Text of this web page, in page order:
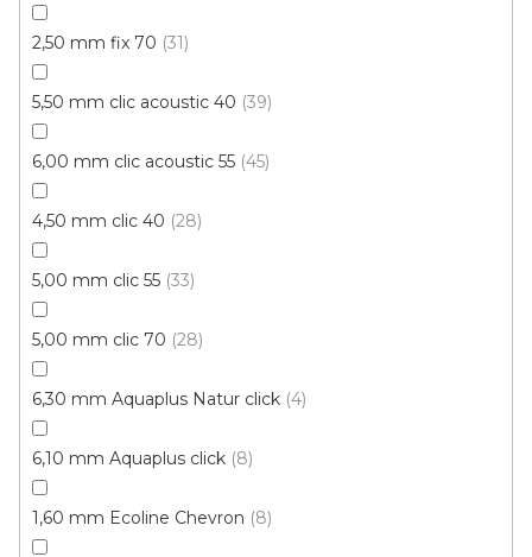
2,50 mm fix 70 31
5,50 mm clic acoustic 40 39
6,00 mm clic acoustic 55 45
4,50 mm clic 40 28
5,00 mm clic 55 33
5,00 mm clic 70 28
6,30 mm Aquaplus Natur click 4
6,10 mm Aquaplus click 8
1,60 mm Ecoline Chevron 8
Vinylová podlaha Plank IT /Wood/ 2006 Bolton
šedý VÝPRODEJ (4 balení)
473 Kč / m2
Plank IT wood LEPENÁ
Novinka
S kódem PLOTZAK sleva 15%